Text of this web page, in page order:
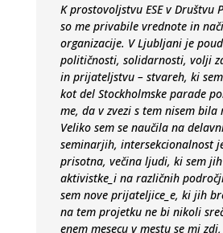
K prostovoljstvu ESE v Društvu
so me privabile vrednote in
organizacije. V Ljubljani je
političnosti, solidarnosti, volji
in prijateljstvu – stvareh, ki
kot del Stockholmske parade
me, da v zvezi s tem nisem bila
Veliko sem se naučila na
seminarjih, intersekcionalnost
prisotna, večina ljudi, ki sem
aktivistke_i na različnih
sem nove prijateljice_e, ki jih
na tem projetku ne bi nikoli
enem mesecu v mestu se mi